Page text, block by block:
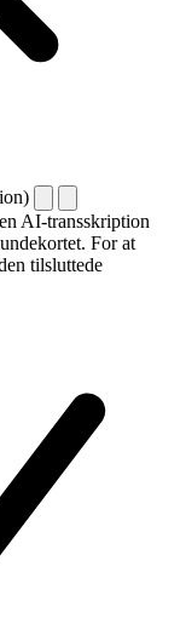
AI-transskription
For at
tilsluttede